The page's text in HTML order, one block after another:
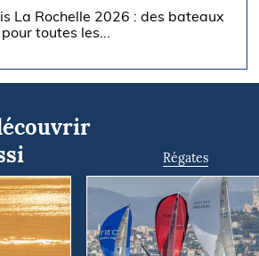
La Rochelle 2026 : des bateaux
toutes les...
Régates